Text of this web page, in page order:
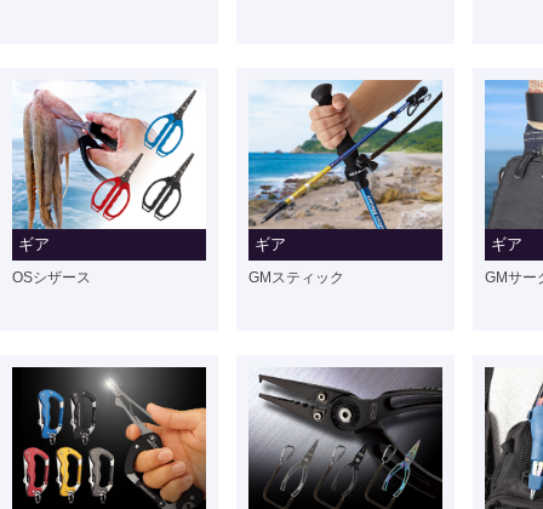
ギア
OSシザース
ギア
GMスティック
ギア
GMサー